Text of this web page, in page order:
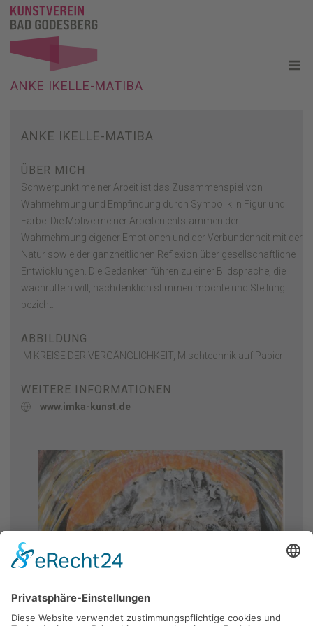
Skip
content
ANKE IKELLE-MATIBA
ANKE IKELLE-MATIBA
ÜBER MICH
Schwerpunkt meiner Arbeit ist das Zusammenspiel von
Wahrnehmung und Empfindung durch Symbolik in Figur und
Farbe. Die Motive meiner Arbeiten entstammen der
Wahrnehmung eigener Emotionen und der Verbundenheit mit der
Natur sowie der ganzheitlichen Reflexion über gesellschaftliche
Entwicklungen. Die Gedanken führen zu einer Bildsprache, die
wachrütteln will, nachdenklich stimmen möchte und Stellung
bezieht.
ABBILDUNG
IM KREISE DER VERGÄNGLICHKEIT, Mischtechnik auf Papier
WEITERE INFORMATIONEN
www.imka-kunst.de